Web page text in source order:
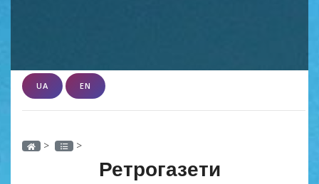
UA EN
> >
Ретрогазети